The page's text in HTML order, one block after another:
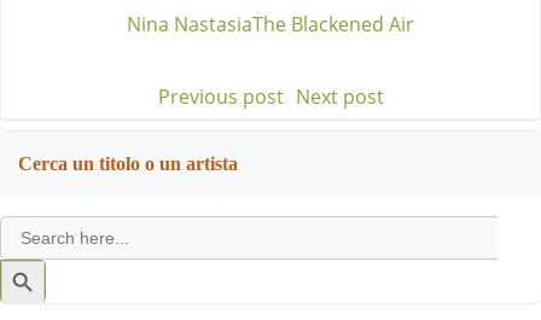
Nina NastasiaThe Blackened Air
Post
navigation
Previous post Post
Next post
Cerca un titolo o un artista
Search
for:
Search
Button